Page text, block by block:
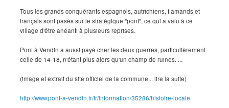
Tous les grands conquérants espagnols, autrichiens, flamands et
français sont pasés sur le stratégique "pont", ce qui a valu à ce
village d'être anéanti à plusieurs reprises.
Pont à Vendin a aussi payé cher les deux guerres, particulièrement
celle de 14-18, n'étant plus alors qu'un champ de ruines. ...
(image et extrait du site officiel de la commune... lire la suite)
http://www.pont-a-vendin.fr/fr/information/35286/histoire-locale